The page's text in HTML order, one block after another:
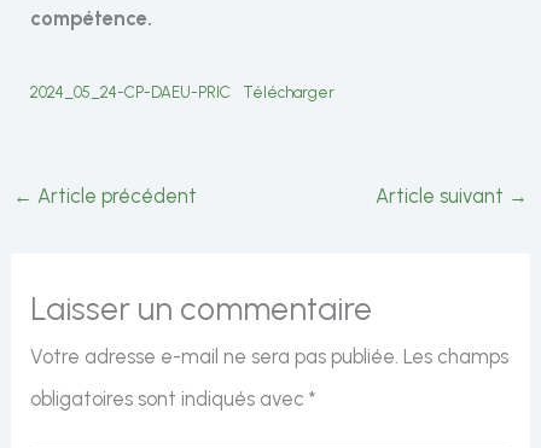
compétence.
2024_05_24-CP-DAEU-PRIC Télécharger
← Article précédent Article suivant →
Laisser un commentaire
Votre adresse e-mail ne sera pas publiée. Les champs
obligatoires sont indiqués avec*